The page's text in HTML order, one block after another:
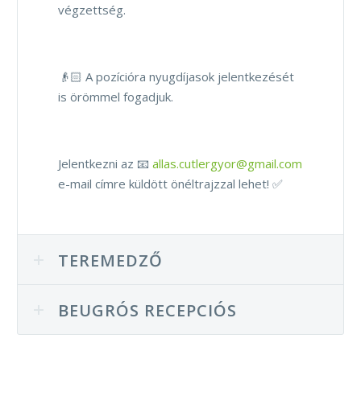
végzettség.
👴🏻 A pozícióra nyugdíjasok jelentkezését
is örömmel fogadjuk.
Jelentkezni az 📧 allas.cutlergyor@gmail.com
e-mail címre küldött önéltrajzzal lehet! ✅
TEREMEDZŐ
BEUGRÓS RECEPCIÓS